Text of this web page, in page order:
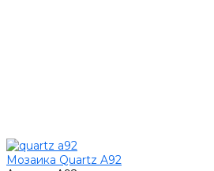
Мозаика Quartz A92